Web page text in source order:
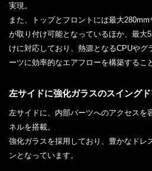
実現。
また、トップとフロントには最大
が取り付け可能となっているほか、最大
けに対応しており、熱源となるCPUやグ
ーツに効率的なエアフローを構築するこ
左サイドに強化ガラスのスイング
左サイドに、内部パーツへのアクセスを
ネルを搭載。
強化ガラスを採用しており、豊かなドレ
ンとなっています。